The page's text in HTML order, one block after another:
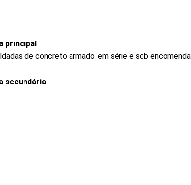
principal
de concreto armado, em série e sob encomenda
secundária